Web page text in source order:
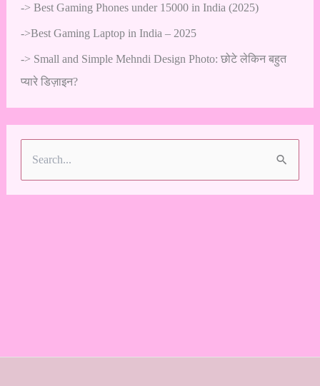
-> Best Gaming Phones under 15000 in India (2025)
->Best Gaming Laptop in India – 2025
-> Small and Simple Mehndi Design Photo: छोटे लेकिन बहुत
प्यारे डिज़ाइन?